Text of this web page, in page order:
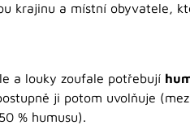
krajinu a místní obyvatele,
a louky zoufale potřebují
ji potom uvolňuje
% humusu).